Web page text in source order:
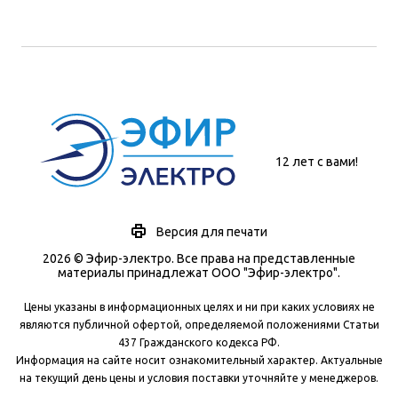
12 лет с вами!
Версия для печати
2026 © Эфир-электро. Все права на представленные
материалы принадлежат ООО "Эфир-электро".
Цены указаны в информационных целях и ни при каких условиях не
являются публичной офертой, определяемой положениями Статьи
437 Гражданского кодекса РФ.
Информация на сайте носит ознакомительный характер. Актуальные
на текущий день цены и условия поставки уточняйте у менеджеров.